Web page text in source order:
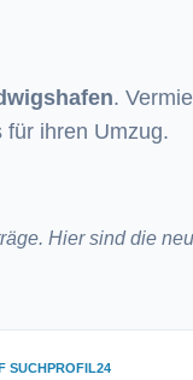
.
für ihren Umzug.
Hier sind die
SUCHPROFIL24